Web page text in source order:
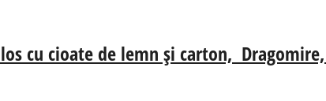
cu cioate de lemn și carton,